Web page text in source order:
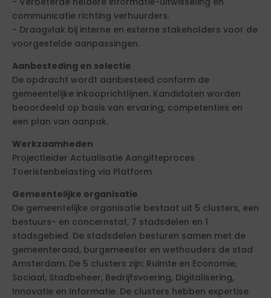
communicatie richting verhuurders.
- Draagvlak bij interne en externe stakeholders voor de
voorgestelde aanpassingen.
Aanbesteding en selectie
De opdracht wordt aanbesteed conform de
gemeentelijke inkooprichtlijnen. Kandidaten worden
beoordeeld op basis van ervaring, competenties en
een plan van aanpak.
Werkzaamheden
Projectleider Actualisatie Aangifteproces
Toeristenbelasting via Platform
Gemeentelijke organisatie
De gemeentelijke organisatie bestaat uit 5 clusters, een
bestuurs- en concernstaf, 7 stadsdelen en 1
stadsgebied. De stadsdelen besturen samen met de
gemeenteraad, burgemeester en wethouders de stad
Amsterdam. De 5 clusters zijn: Ruimte en Economie,
Sociaal, Stadbeheer, Bedrijfsvoering, Digitalisering,
Innovatie en Informatie. De clusters hebben expertise